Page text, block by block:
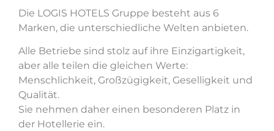
Die LOGIS HOTELS Gruppe besteht aus 6
Marken, die unterschiedliche Welten anbieten.
Alle Betriebe sind stolz auf ihre Einzigartigkeit,
aber alle teilen die gleichen Werte:
Menschlichkeit, Großzügigkeit, Geselligkeit und
Qualität.
Sie nehmen daher einen besonderen Platz in
der Hotellerie ein.